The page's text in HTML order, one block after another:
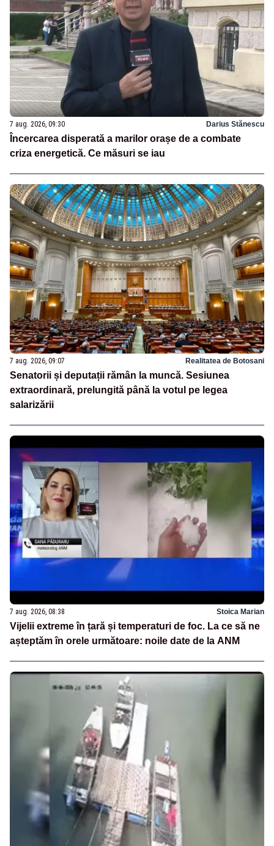
7 aug. 2026, 09:30 Darius Stănescu
Încercarea disperată a marilor orașe de a combate
criza energetică. Ce măsuri se iau
7 aug. 2026, 09:07 Realitatea de Botosani
Senatorii și deputații rămân la muncă. Sesiunea
extraordinară, prelungită până la votul pe legea
salarizării
7 aug. 2026, 08:38 Stoica Marian
Vijelii extreme în țară și temperaturi de foc. La ce să ne
așteptăm în orele următoare: noile date de la ANM